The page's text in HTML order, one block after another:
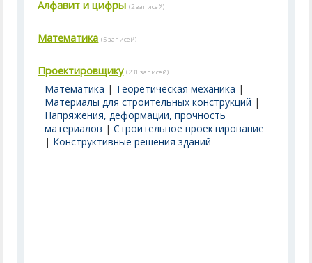
Алфавит и цифры (2 записей)
Математика (5 записей)
Проектировщику (231 записей)
Математика | Теоретическая механика |
Материалы для строительных конструкций |
Напряжения, деформации, прочность
материалов |Строительное проектирование
| Конструктивные решения зданий